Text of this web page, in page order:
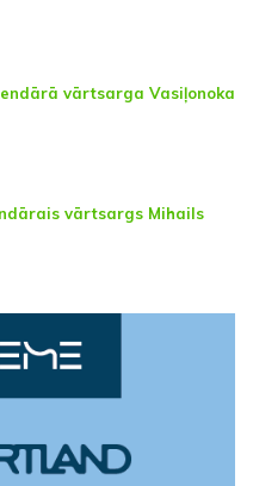
vārtsarga Vasiļonoka
vārtsargs Mihails